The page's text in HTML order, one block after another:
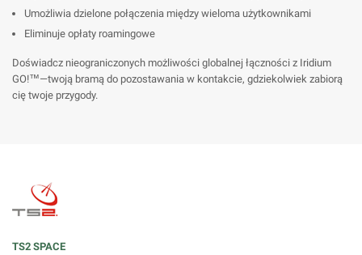
Umożliwia dzielone połączenia między wieloma użytkownikami
Eliminuje opłaty roamingowe
Doświadcz nieograniczonych możliwości globalnej łączności z Iridium
GO!™—twoją bramą do pozostawania w kontakcie, gdziekolwiek zabiorą
cię twoje przygody.
TS2 SPACE